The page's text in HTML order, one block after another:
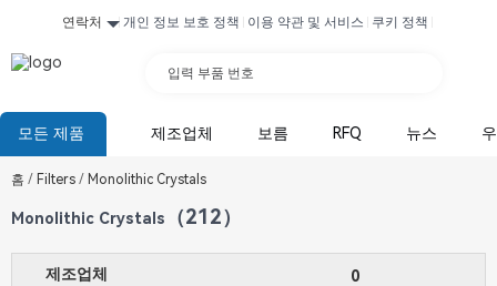
연락처 개인 정보 보호 정책 이용 약관 및 서비스 쿠키 정책
입력 부품 번호
모든 제품 제조업체 보름 RFQ 뉴스
홈 / Filters / Monolithic Crystals
Monolithic Crystals （212）
제조업체 0